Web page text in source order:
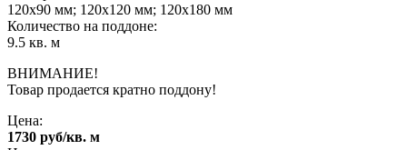
120х90 мм; 120х120 мм; 120х180 мм
Количество на поддоне:
9.5 кв. м
ВНИМАНИЕ!
Товар продается кратно поддону!
Цена:
1730 руб/кв. м